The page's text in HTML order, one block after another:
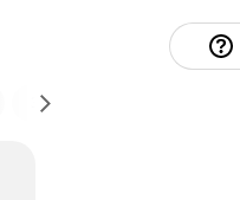
Экономика и финансы